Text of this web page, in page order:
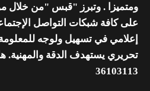
ومتميزا . وتبرز "قبس "من خلال
على كافة شبكات التواصل
إعلامي في تسهيل ولوجه
تحريري يستهدف الدقة والمهنية.
36103113